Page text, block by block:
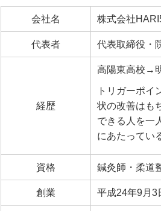
会社名 株式会社
代表者 代表取締役・
経歴
高陽東高校→
トリガーポイ
状の改善はも
できる人を一
にあたってい
資格 鍼灸師・柔道
創業 平成24年9月3